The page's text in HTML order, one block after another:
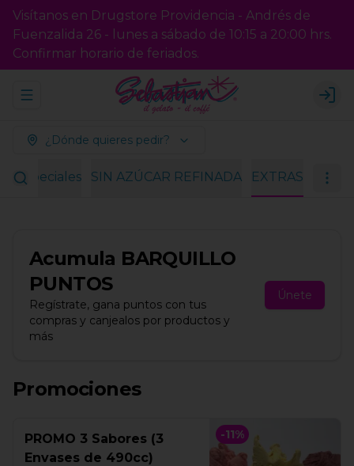
Visítanos en Drugstore Providencia - Andrés de
Fuenzalida 26 - lunes a sábado de 10:15 a 20:00 hrs.
Confirmar horario de feriados.
Abrir menu de navegación
¿Dónde quieres pedir?
especiales SIN AZÚCAR REFINADA EXTRAS
Acumula BARQUILLO
PUNTOS
Regístrate, gana puntos con tus
compras y canjealos por productos y
más
Únete
Promociones
-11%
PROMO 3 Sabores (3
Envases de 490cc)